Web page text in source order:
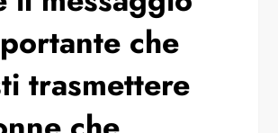
che
trasmettere